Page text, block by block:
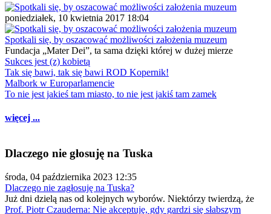
poniedziałek, 10 kwietnia 2017 18:04
Spotkali się, by oszacować możliwości założenia muzeum
Fundacja „Mater Dei”, ta sama dzięki której w dużej mierze
Sukces jest (z) kobietą
Tak się bawi, tak się bawi ROD Kopernik!
Malbork w Europarlamencie
To nie jest jakieś tam miasto, to nie jest jakiś tam zamek
więcej ...
Dlaczego nie głosuję na Tuska
środa, 04 października 2023 12:35
Dlaczego nie zagłosuję na Tuska?
Już dni dzielą nas od kolejnych wyborów. Niektórzy twierdzą, że
Prof. Piotr Czauderna: Nie akceptuję, gdy gardzi się słabszym